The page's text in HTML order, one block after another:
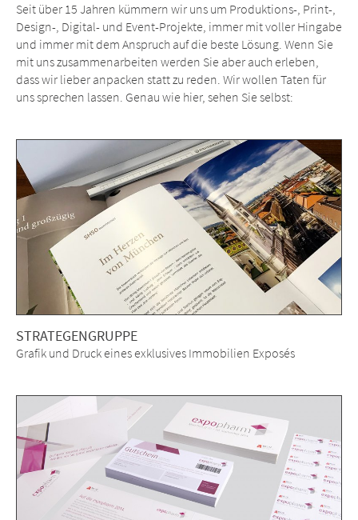
Seit über 15 Jahren kümmern wir uns um Produktions-, Print-,
Design-, Digital- und Event-Projekte, immer mit voller Hingabe
und immer mit dem Anspruch auf die beste Lösung. Wenn Sie
mit uns zusammenarbeiten werden Sie aber auch erleben,
dass wir lieber anpacken statt zu reden. Wir wollen Taten für
uns sprechen lassen. Genau wie hier, sehen Sie selbst:
STRATEGENGRUPPE
Grafik und Druck eines exklusives Immobilien Exposés